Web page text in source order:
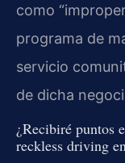
como
programa de
servicio
de dicha
¿Recibiré puntos
reckless driving